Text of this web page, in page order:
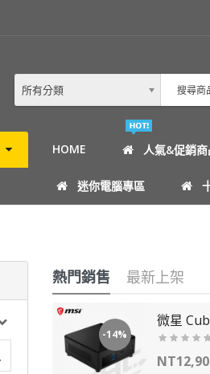
所有分類
HOME 人氣&促銷
迷你電腦專區
熱門銷售 最新上架
-14%